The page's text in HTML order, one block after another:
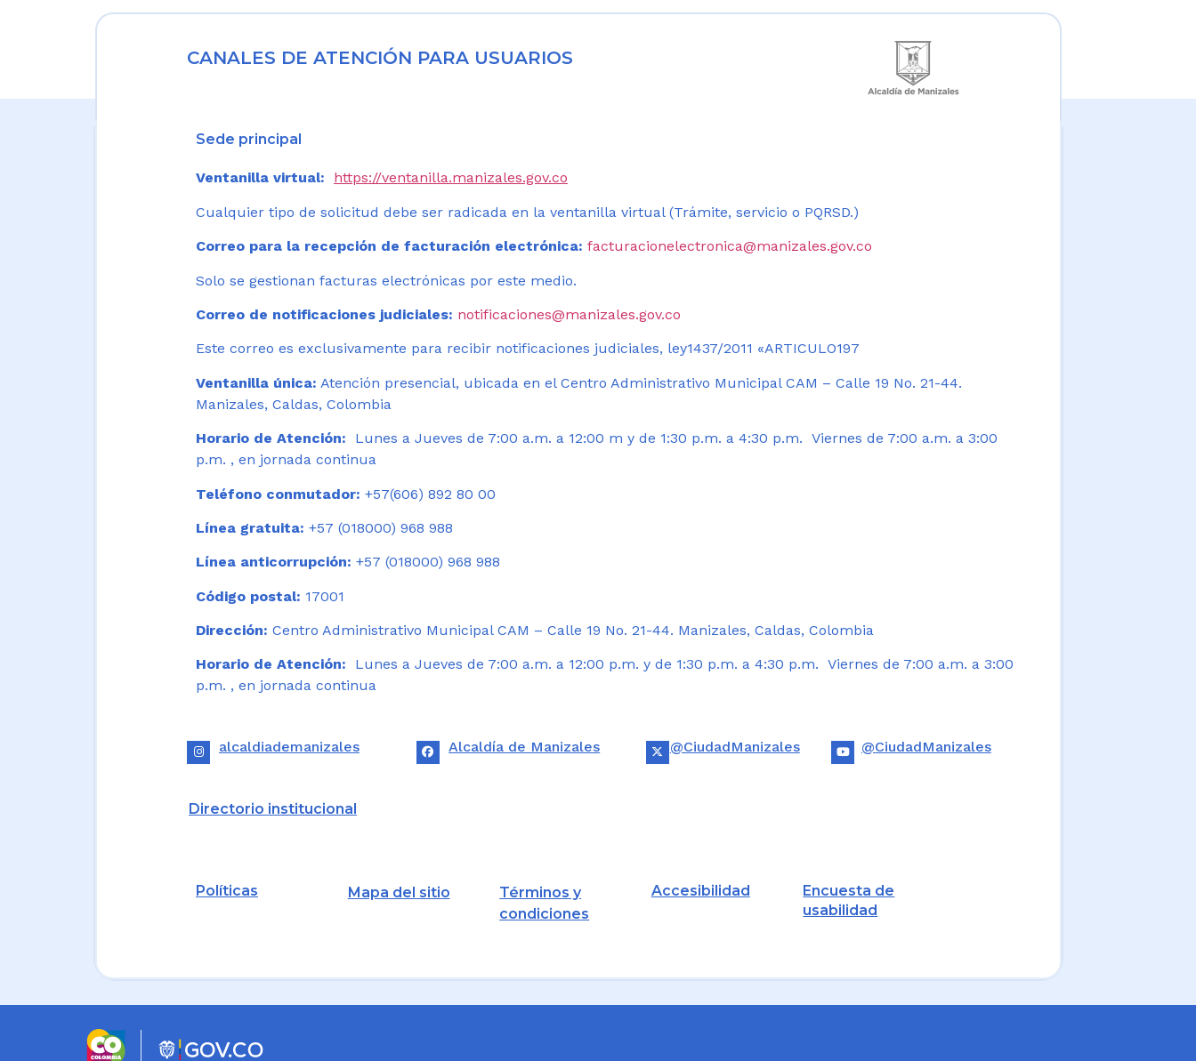
CANALES DE ATENCIÓN PARA USUARIOS
Sede principal
Ventanilla virtual: https://ventanilla.manizales.gov.co
Cualquier tipo de solicitud debe ser radicada en la ventanilla virtual (Trámite, servicio o PQRSD.)
Correo para la recepción de facturación electrónica: facturacionelectronica@manizales.gov.co
Solo se gestionan facturas electrónicas por este medio.
Correo de notificaciones judiciales: notificaciones@manizales.gov.co
Este correo es exclusivamente para recibir notificaciones judiciales, ley1437/2011 «ARTICULO197
Ventanilla única: Atención presencial, ubicada en el Centro Administrativo Municipal CAM – Calle 19 No. 21-44.
Manizales, Caldas, Colombia
Horario de Atención:
Lunes a Jueves de 7:00 a.m. a 12:00 m y de 1:30 p.m. a 4:30 p.m. Viernes de 7:00 a.m. a 3:00
p.m. , en jornada continua
Teléfono conmutador: +57(606) 892 80 00
Línea gratuita: +57 (018000) 968 988
Línea anticorrupción: +57 (018000) 968 988
Código postal: 17001
Dirección: Centro Administrativo Municipal CAM – Calle 19 No. 21-44. Manizales, Caldas, Colombia
Horario de Atención: Lunes a Jueves de 7:00 a.m. a 12:00 p.m. y de 1:30 p.m. a 4:30 p.m. Viernes de 7:00 a.m. a 3:00
p.m. , en jornada continua
alcaldiademanizales Alcaldía de Manizales @CiudadManizales @CiudadManizales
Directorio institucional
Políticas Mapa del sitio
Términos y
condiciones
Accesibilidad
Encuesta de
usabilidad